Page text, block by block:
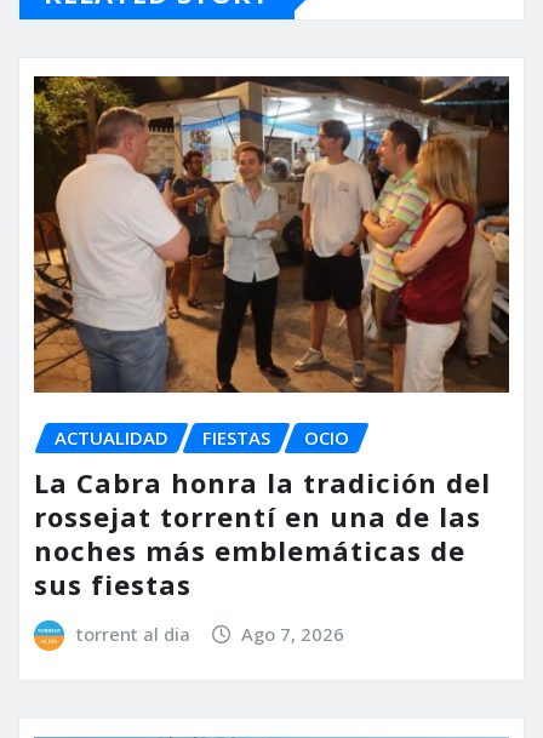
ACTUALIDAD FIESTAS OCIO
La Cabra honra la tradición del
rossejat torrentí en una de las
noches más emblemáticas de
sus fiestas
torrent al dia Ago 7, 2026